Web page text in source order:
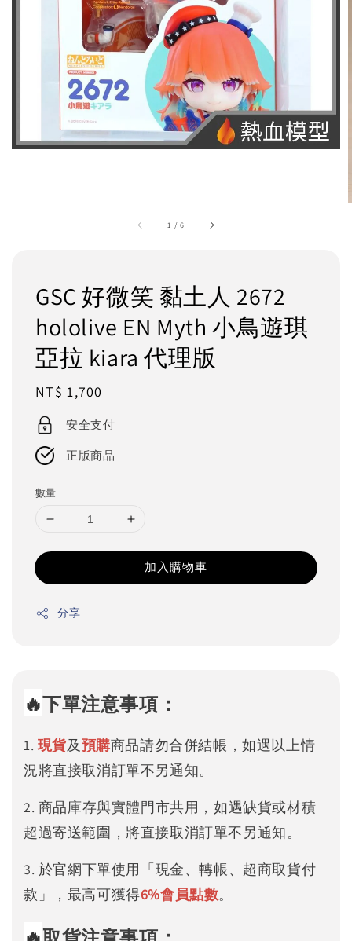
1 /6
GSC 好微笑 黏土人 2672
hololive EN Myth 小鳥遊琪
亞拉 kiara 代理版
Regular
price
NT$ 1,700
安全支付
正版商品
數量
加入購物車
分享
🔥下單注意事項：
1. 現貨及預購商品請勿合併結帳，如遇以上情
況將直接取消訂單不另通知。
2. 商品庫存與實體門市共用，如遇缺貨或材積
超過寄送範圍，將直接取消訂單不另通知。
3. 於官網下單使用「現金、轉帳、超商取貨付
款」，最高可獲得6%會員點數。